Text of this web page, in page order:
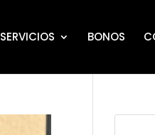
SERVICIOS BONOS